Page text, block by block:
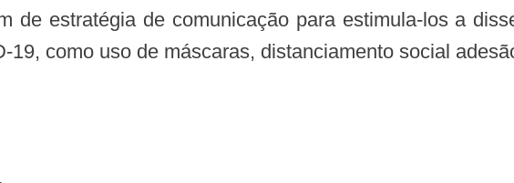
de estratégia de comunicação para estimula-los a
19, como uso de máscaras, distanciamento social